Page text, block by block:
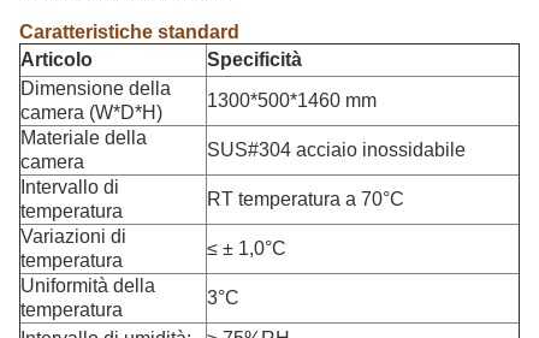
Caratteristiche standard
Articolo
Specificità
Dimensione della
camera (W*D*H)
1300*500*1460 mm
Materiale della
camera
SUS#304 acciaio inossidabile
Intervallo di
temperatura
RT temperatura a 70°C
Variazioni di
temperatura
≤ ± 1,0°C
Uniformità della
temperatura
3°C